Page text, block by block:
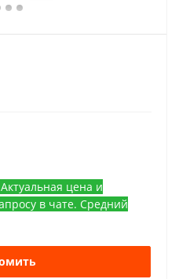
цена и
в чате. Средний